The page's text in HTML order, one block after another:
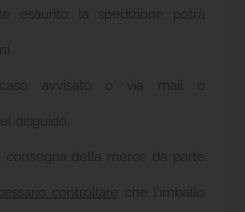
esaurito la spedizione potrà
avvisato o via mail o
disguido.
della merce da parte
controllare che l'imballo